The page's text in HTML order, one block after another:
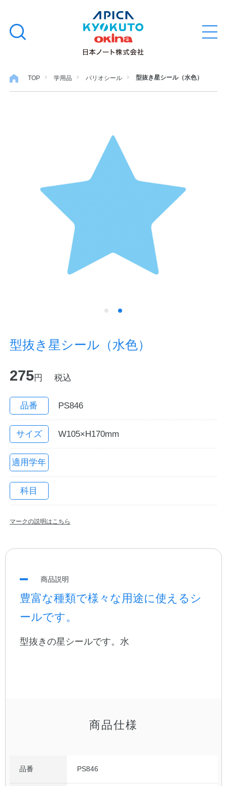
文
キ
ッ
閉
検
る
日用・事務用品
特集・コラム
ノートの豆知識
探求・自主学習のすすめ
公式オンラインショップ
企業情報
カタログ
お問い合わせ
English
法人のお客様へ
OEMご希望の方へ
TOP 学用品 パリオシール 型抜き星シール（水色）
型抜き星シール（水色）
275円 税込
品番 PS846
サイズ W105×H170mm
適用学年
科目
マークの説明はこちら
商品説明
豊富な種類で様々な用途に使えるシ
ールです。
型抜きの星シールです。水
商品仕様
品番 PS846